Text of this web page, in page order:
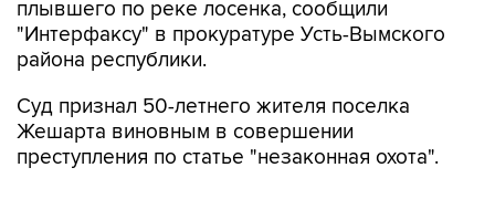
плывшего по реке лосенка, сообщили
"Интерфаксу" в прокуратуре Усть-Вымского
района республики.
Суд признал 50-летнего жителя поселка
Жешарта виновным в совершении
преступления по статье "незаконная охота".